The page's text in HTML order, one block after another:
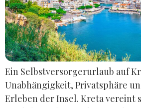
Ein Selbstversorgerurlaub auf
Unabhängigkeit, Privatsphäre
Erleben der Insel. Kreta vereint